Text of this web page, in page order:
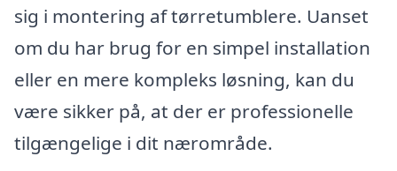
sig i montering af tørretumblere. Uanset
om du har brug for en simpel installation
eller en mere kompleks løsning, kan du
være sikker på, at der er professionelle
tilgængelige i dit nærområde.